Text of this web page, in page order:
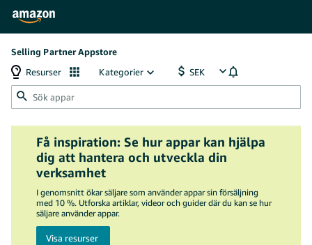
Selling Partner Appstore
Resurser
Kategorier
Få inspiration: Se hur appar kan hjälpa
dig att hantera och utveckla din
verksamhet
I genomsnitt ökar säljare som använder appar sin försäljning
med 10 %. Utforska artiklar, videor och guider där du kan se hur
säljare använder appar.
Visa resurser